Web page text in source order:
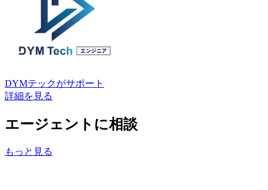
DYMテックがサポート
詳細を見る
エージェントに相談
もっと見る